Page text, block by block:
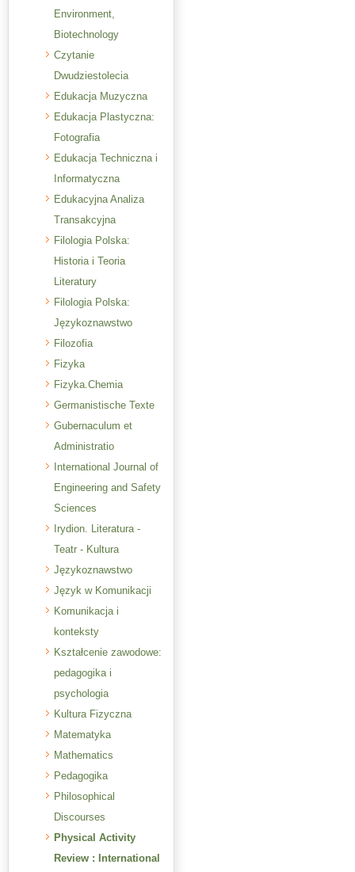
Environment,
Biotechnology
Czytanie
Dwudziestolecia
Edukacja Muzyczna
Edukacja Plastyczna:
Fotografia
Edukacja Techniczna i
Informatyczna
Edukacyjna Analiza
Transakcyjna
Filologia Polska:
Historia i Teoria
Literatury
Filologia Polska:
Językoznawstwo
Filozofia
Fizyka
Fizyka.Chemia
Germanistische Texte
Gubernaculum et
Administratio
International Journal of
Engineering and Safety
Sciences
Irydion. Literatura -
Teatr - Kultura
Językoznawstwo
Język w Komunikacji
Komunikacja i
konteksty
Kształcenie zawodowe:
pedagogika i
psychologia
Kultura Fizyczna
Matematyka
Mathematics
Pedagogika
Philosophical
Discourses
Physical Activity
Review : International